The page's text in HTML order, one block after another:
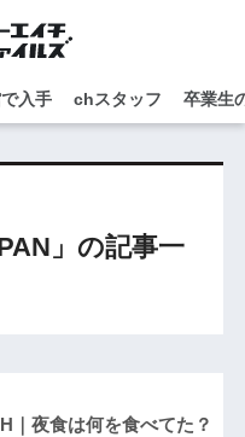
入手 chスタッフ 卒業生
」の記事一
｜夜食は何を食べてた？